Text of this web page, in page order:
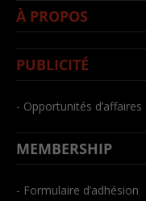
À PROPOS
PUBLICITÉ
- Opportunités d’affaires
MEMBERSHIP
- Formulaire d’adhésion